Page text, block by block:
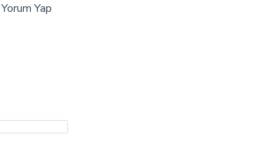
Yorum Yap